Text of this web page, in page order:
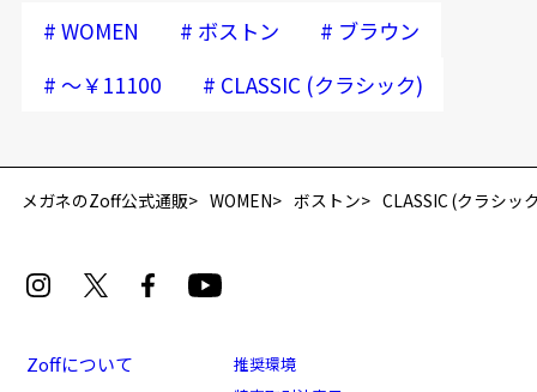
# WOMEN # ボストン # ブラウン
# ～￥11100 # CLASSIC (クラシック)
メガネのZoff公式通販 WOMEN ボストン CLASSIC (クラシッ
Zoffについて
推奨環境